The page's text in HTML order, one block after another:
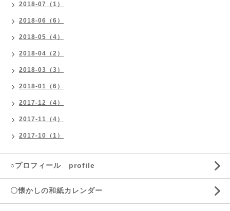
2018-07（1）
2018-06（6）
2018-05（4）
2018-04（2）
2018-03（3）
2018-01（6）
2017-12（4）
2017-11（4）
2017-10（1）
○プロフィール profile
〇懐かしの和紙カレンダー